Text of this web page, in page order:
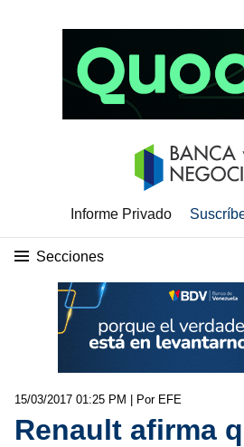
Informe Privado
Secciones
15/03/2017 01:25 PM | Por EFE
Renault afirma